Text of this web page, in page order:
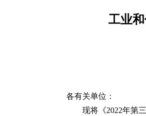
工业
各有关单位：
现将《2022年第三